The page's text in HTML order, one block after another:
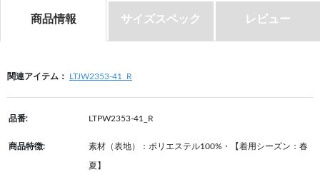
商品情報 サイズスペック レビュー
関連アイテム： LTJW2353-41_R
品番: LTPW2353-41_R
商品特徴: 素材（表地）：ポリエステル100%・【着用シーズン：春
夏】